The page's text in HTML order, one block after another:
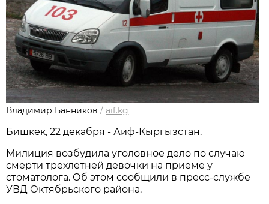
Владимир Банников / aif.kg
Бишкек, 22 декабря - Аиф-Кыргызстан.
Милиция возбудила уголовное дело по случаю
смерти трехлетней девочки на приеме у
стоматолога. Об этом сообщили в пресс-службе
УВД Октябрьского района.